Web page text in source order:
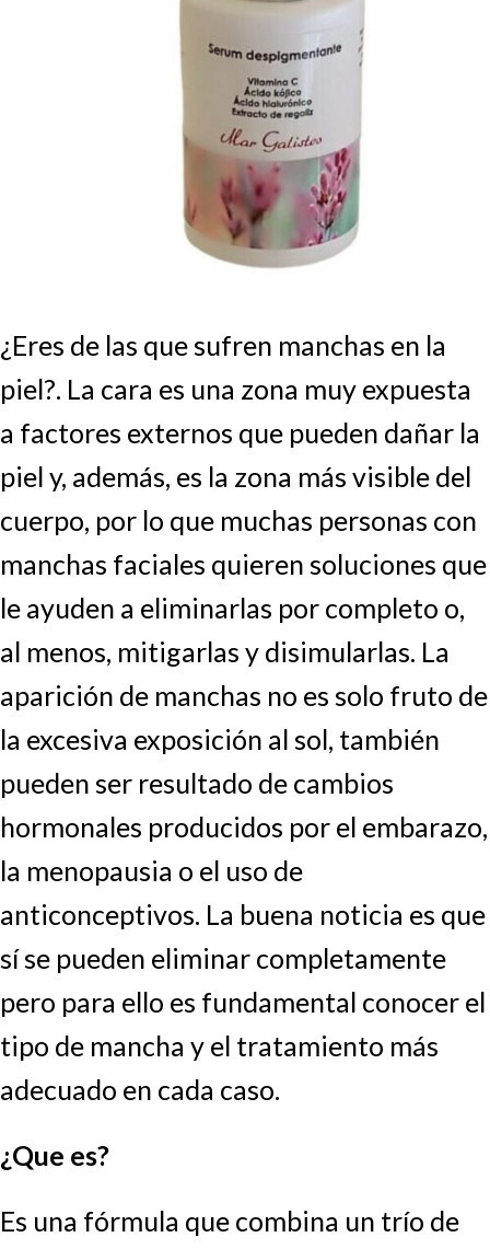
¿Eres de las que sufren manchas en la
piel?. La cara es una zona muy expuesta
a factores externos que pueden dañar la
piel y, además, es la zona más visible del
cuerpo, por lo que muchas personas con
manchas faciales quieren soluciones que
le ayuden a eliminarlas por completo o,
al menos, mitigarlas y disimularlas. La
aparición de manchas no es solo fruto de
la excesiva exposición al sol, también
pueden ser resultado de cambios
hormonales producidos por el embarazo,
la menopausia o el uso de
anticonceptivos. La buena noticia es que
sí se pueden eliminar completamente
pero para ello es fundamental conocer el
tipo de mancha y el tratamiento más
adecuado en cada caso.
¿Que es?
Es una fórmula que combina un trío de